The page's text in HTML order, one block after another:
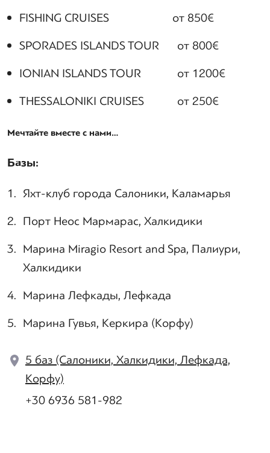
FISHING CRUISES от 850€
SPORADES ISLANDS TOUR от 800€
IONIAN ISLANDS TOUR от 1200€
THESSALONIKI CRUISES от 250€
Мечтайте вместе с нами…
Базы:
Яхт-клуб города Салоники, Каламарья
Порт Неос Мармарас, Халкидики
Марина Miragio Resort and Spa, Палиури,
Халкидики
Марина Лефкады, Лефкада
Марина Гувья, Керкира (Корфу)
5 баз (Салоники, Халкидики, Лефкада,
Корфу)
+30 6936 581-982